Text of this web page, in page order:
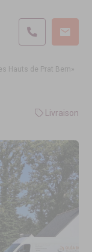
Hauts de Prat Bern»
Livraison